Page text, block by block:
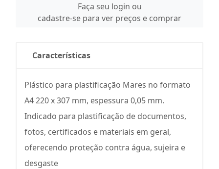
Faça seu login ou
cadastre-se para ver preços e comprar
Características
Plástico para plastificação Mares no formato
A4 220 x 307 mm, espessura 0,05 mm.
Indicado para plastificação de documentos,
fotos, certificados e materiais em geral,
oferecendo proteção contra água, sujeira e
desgaste